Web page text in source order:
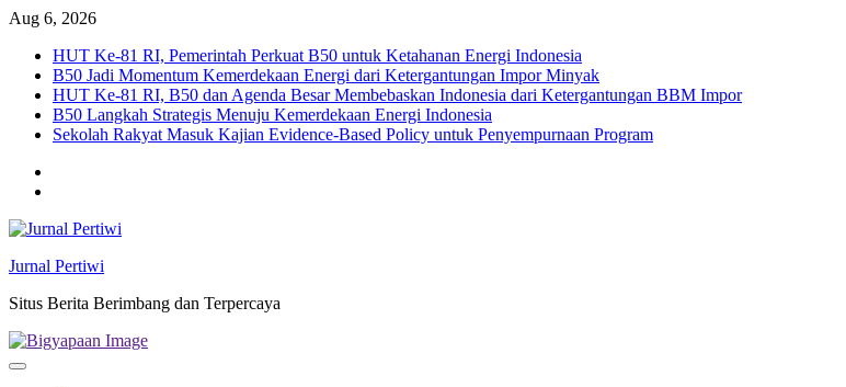
Skip
content
Aug 6, 2026
HUT Ke-81 RI, Pemerintah Perkuat B50 untuk Ketahanan Energi Indonesia
B50 Jadi Momentum Kemerdekaan Energi dari Ketergantungan Impor Minyak
HUT Ke-81 RI, B50 dan Agenda Besar Membebaskan Indonesia dari Ketergantungan BBM Impor
B50 Langkah Strategis Menuju Kemerdekaan Energi Indonesia
Sekolah Rakyat Masuk Kajian Evidence-Based Policy untuk Penyempurnaan Program
Jurnal Pertiwi
Situs Berita Berimbang dan Terpercaya